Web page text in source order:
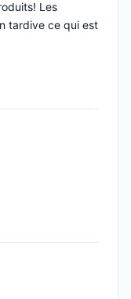
Les
tardive ce qui est